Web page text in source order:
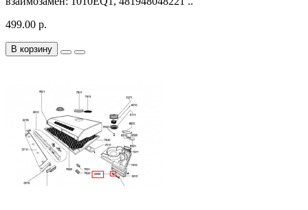
499.00 р.
В корзину